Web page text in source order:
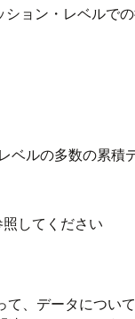
ション・レベルで
ルの多数の累積
照してください
、データについ